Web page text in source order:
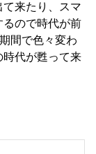
来たり、スマ
るので時代が前
間で色々変わ
時代が甦って来